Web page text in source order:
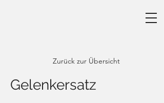
Zurück zur Übersicht
Gelenkersatz